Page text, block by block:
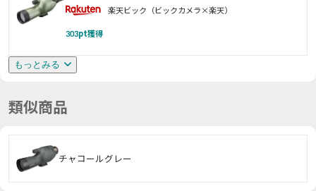
楽天ビック（ビックカメラ×楽天）
303pt獲得
もっとみる
類似商品
チャコールグレー